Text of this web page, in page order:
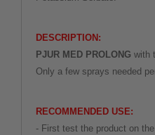
DESCRIPTION:
PJUR MED PROLONG with
Only a few sprays needed
RECOMMENDED USE:
- First test the product on the